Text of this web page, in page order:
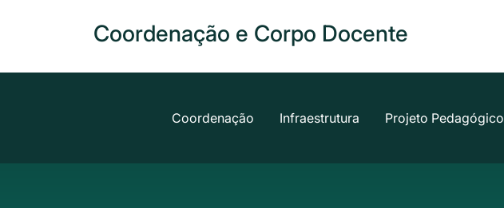
Coordenação e Corpo Docente
Coordenação Infraestrutura Projeto Pedagógico